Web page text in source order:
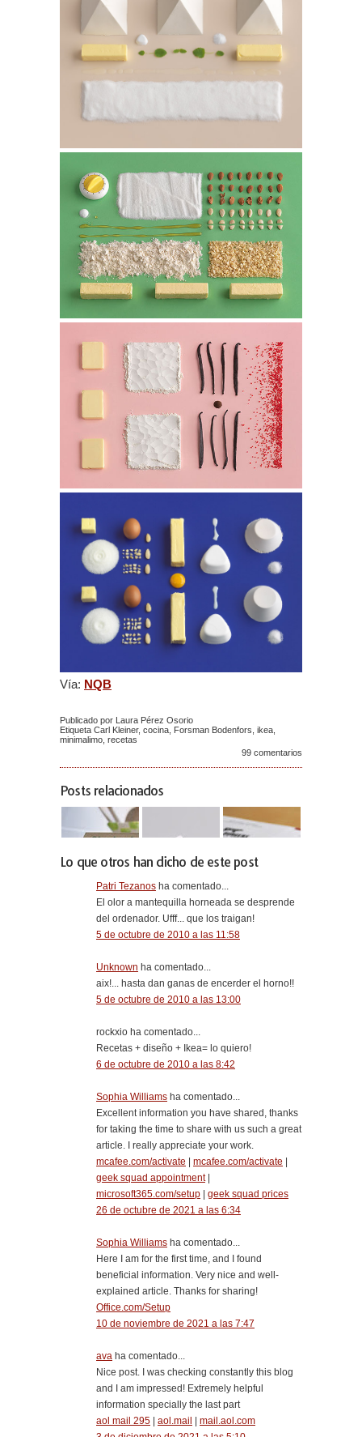
Vía: NQB
Publicado por Laura Pérez Osorio
Etiqueta Carl Kleiner, cocina Forsman Bodenfors ikea
minimalimo recetas
99 comentarios
Posts relacionados
Lo que otros han dicho de este post
Patri Tezanos ha comentado...
El olor a mantequilla horneada se desprende
del ordenador. Ufff... que los traigan!
5 de octubre de 2010 a las 11:58
Unknown ha comentado...
aix!... hasta dan ganas de encerder el horno!!
5 de octubre de 2010 a las 13:00
rockxio ha comentado...
Recetas + diseño + Ikea= lo quiero!
6 de octubre de 2010 a las 8:42
Sophia Williams ha comentado...
Excellent information you have shared, thanks
for taking the time to share with us such a great
article. I really appreciate your work.
mcafee.com/activate | mcafee.com/activate |
geek squad appointment|
microsoft365.com/setup | geek squad prices
26 de octubre de 2021 a las 6:34
Sophia Williams ha comentado...
Here I am for the first time, and I found
beneficial information. Very nice and well-
explained article. Thanks for sharing!
Office.com/Setup
10 de noviembre de 2021 a las 7:47
ava ha comentado...
Nice post. I was checking constantly this blog
and I am impressed! Extremely helpful
information specially the last part
aol mail 295 | aol.mail | mail.aol.com